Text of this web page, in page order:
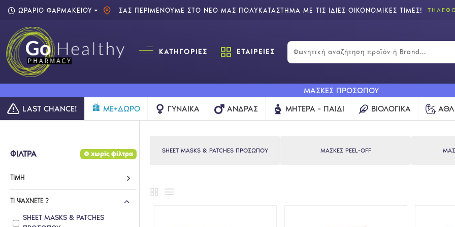
ΩΡΑΡΙΟ ΦΑΡΜΑΚΕΙΟΥ ΣΑΣ ΠΕΡΙΜΕΝΟΥΜΕ ΣΤΟ ΝΕΟ ΜΑΣ ΠΟΛΥΚΑΤΑΣΤΗΜΑ ΜΕ ΤΙΣ ΙΔΙΕΣ ΟΙΚΟΝΟΜΙΚΕΣ ΤΙΜΕΣ!
ΚΑΤΗΓΟΡΊΕΣ ΕΤΑΙΡΕΙΕΣ
ΜΑΣΚΕΣ ΠΡΟΣΩΠΟΥ
LAST CHANCE!
ME+ΔΩΡΟ ΓΥΝΑΊΚΑ ΆΝΔΡΑΣ ΜΗΤΈΡΑ - ΠΑΙΔΊ ΒΙΟΛΟΓΙΚΆ
ΦΙΛΤΡΑ χωρίς φίλτρα
ΤΙΜΉ
ΤΙ ΨΆΧΝΕΤΕ ?
SHEET MASKS & PATCHES
SHEET MASKS & PATCHES ΠΡΟΣΩΠΟΥ ΜΑΣΚΕΣ PEEL-OFF